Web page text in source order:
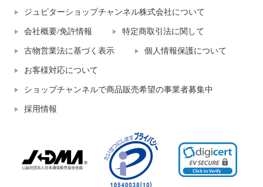
ジュピターショップチャンネル株式会社について
会社概要/免許情報 特定商取引法に関して
古物営業法に基づく表示 個人情報保護について
お客様対応について
ショップチャンネルで商品販売希望の事業者募集中
採用情報